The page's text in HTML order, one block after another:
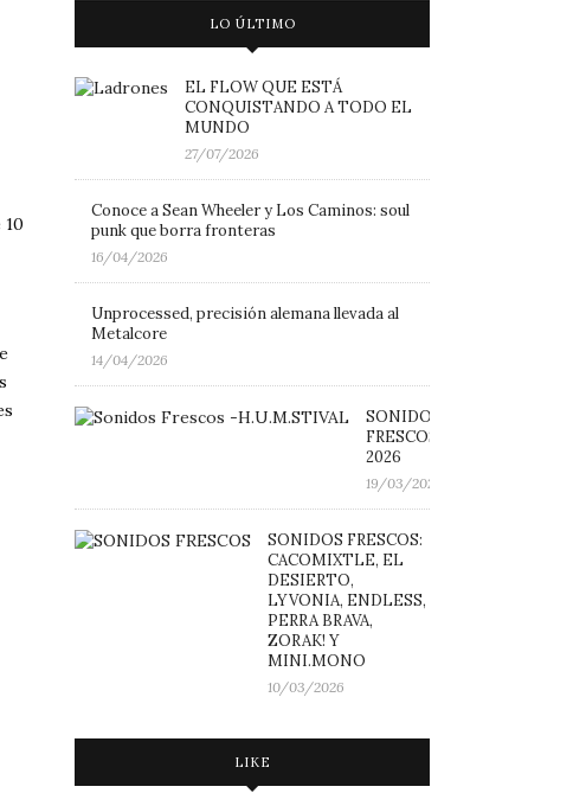
10
LO ÚLTIMO
EL FLOW QUE ESTÁ
CONQUISTANDO A TODO EL
MUNDO
27/07/2026
Conoce a Sean Wheeler y Los Caminos: soul
punk que borra fronteras
16/04/2026
Unprocessed, precisión alemana llevada al
Metalcore
14/04/2026
SONIDOS
FRESCOS: H.U.M.STIVAL
2026
19/03/2026
SONIDOS FRESCOS:
CACOMIXTLE, EL
DESIERTO,
LYVONIA, ENDLESS,
PERRA BRAVA,
ZORAK! Y
MINI.MONO
10/03/2026
LIKE